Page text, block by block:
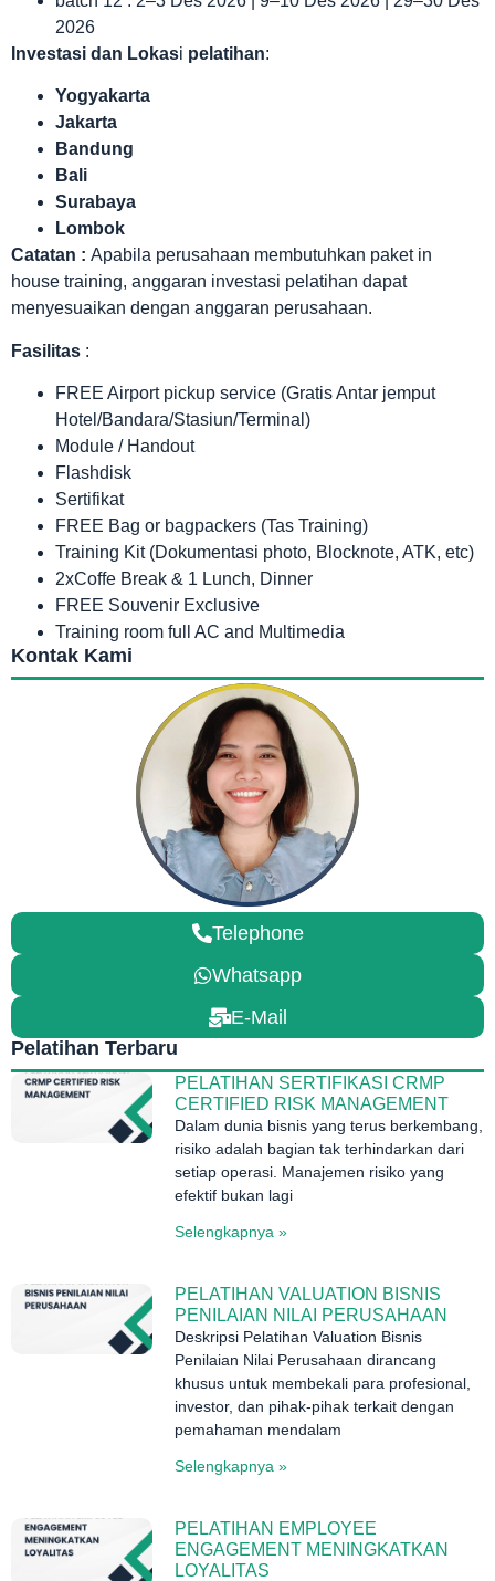
2026
Investasi dan Lokasi pelatihan:
Yogyakarta
Jakarta
Bandung
Bali
Surabaya
Lombok
Catatan : Apabila perusahaan membutuhkan paket in
house training, anggaran investasi pelatihan dapat
menyesuaikan dengan anggaran perusahaan.
Fasilitas :
FREE Airport pickup service (Gratis Antar jemput
Hotel/Bandara/Stasiun/Terminal)
Module / Handout
Flashdisk
Sertifikat
FREE Bag or bagpackers (Tas Training)
Training Kit (Dokumentasi photo, Blocknote, ATK, etc)
2xCoffe Break & 1 Lunch, Dinner
FREE Souvenir Exclusive
Training room full AC and Multimedia
Kontak Kami
Telephone
Whatsapp
E-Mail
Pelatihan Terbaru
PELATIHAN SERTIFIKASI CRMP
CERTIFIED RISK MANAGEMENT
Dalam dunia bisnis yang terus berkembang,
risiko adalah bagian tak terhindarkan dari
setiap operasi. Manajemen risiko yang
efektif bukan lagi
Selengkapnya »
PELATIHAN VALUATION BISNIS
PENILAIAN NILAI PERUSAHAAN
Deskripsi Pelatihan Valuation Bisnis
Penilaian Nilai Perusahaan dirancang
khusus untuk membekali para profesional,
investor, dan pihak-pihak terkait dengan
pemahaman mendalam
Selengkapnya »
PELATIHAN EMPLOYEE
ENGAGEMENT MENINGKATKAN
LOYALITAS